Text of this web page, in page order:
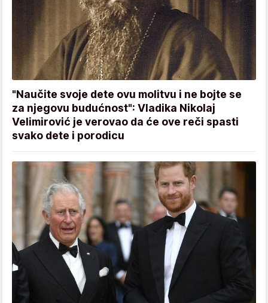
"Naučite svoje dete ovu molitvu i ne bojte se
za njegovu budućnost": Vladika Nikolaj
Velimirović je verovao da će ove reči spasti
svako dete i porodicu